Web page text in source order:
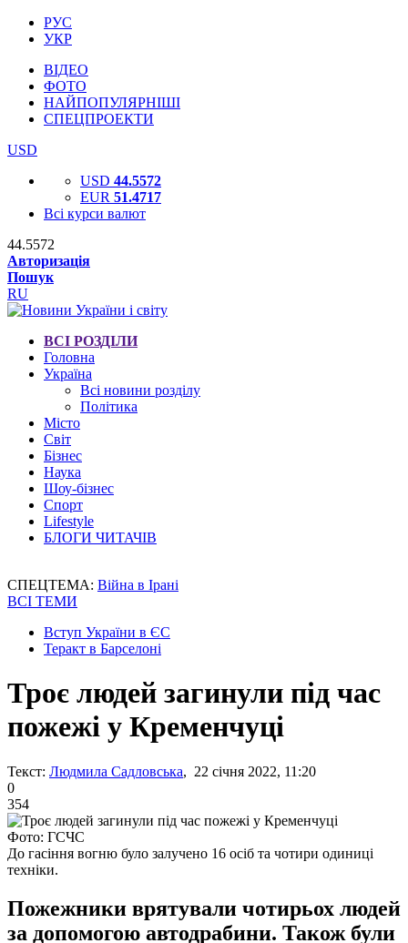
РУС
УКР
ВІДЕО
ФОТО
НАЙПОПУЛЯРНІШІ
СПЕЦПРОЕКТИ
USD
USD 44.5572
EUR 51.4717
Всі курси валют
44.5572
Авторизація
Пошук
RU
ВСІ РОЗДІЛИ
Головна
Україна
Всі новини розділу
Політика
Місто
Світ
Бізнес
Наука
Шоу-бізнес
Спорт
Lifestyle
БЛОГИ ЧИТАЧІВ
СПЕЦТЕМА: Війна в Ірані
ВСІ ТЕМИ
Вступ України в ЄС
Теракт в Барселоні
Троє людей загинули під час
пожежі у Кременчуці
Текст: Людмила Садловська, 22 січня 2022, 11:20
0
354
Фото: ГСЧС
До гасіння вогню було залучено 16 осіб та чотири одиниці
техніки.
Пожежники врятували чотирьох людей
за допомогою автодрабини. Також були